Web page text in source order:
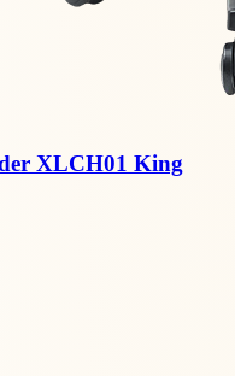
XLCH01 King